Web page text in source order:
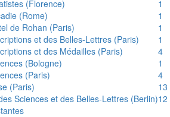
(Florence)
1
(Rome)
1
de Rohan (Paris)
1
et des Belles-Lettres (Paris)
1
et des Médailles (Paris)
4
(Bologne)
1
(Paris)
4
(Paris)
13
Sciences et des Belles-Lettres (Berlin)12